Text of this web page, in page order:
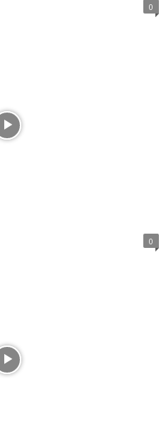
0
0